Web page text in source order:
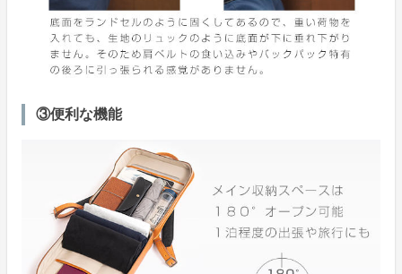
③便利な機能